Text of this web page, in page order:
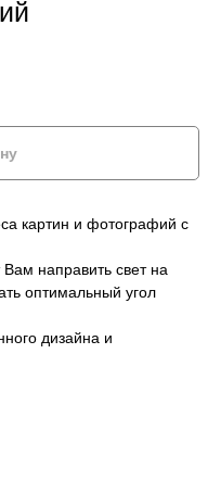
картин и фотографий с
направить свет на
оптимальный угол
дизайна и